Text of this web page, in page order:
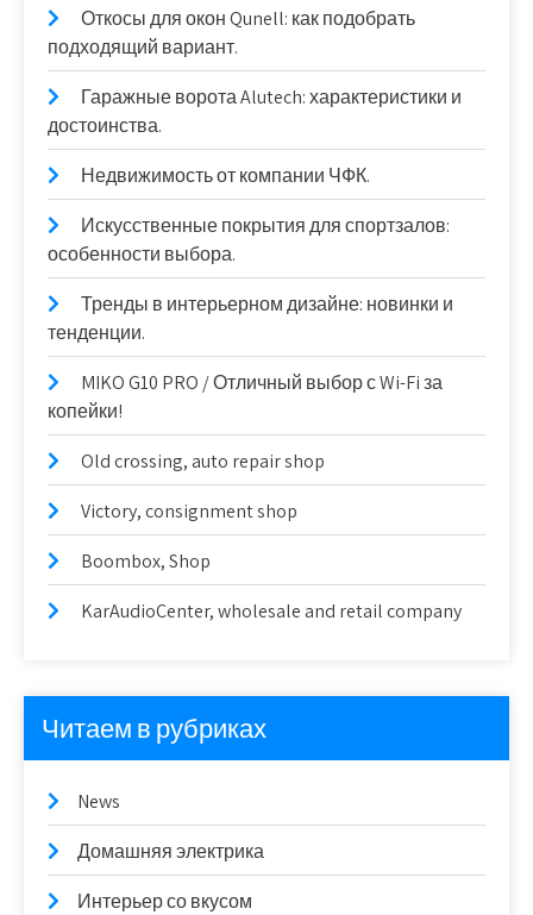
Откосы для окон Qunell: как подобрать
подходящий вариант.
Гаражные ворота Alutech: характеристики и
достоинства.
Недвижимость от компании ЧФК.
Искусственные покрытия для спортзалов:
особенности выбора.
Тренды в интерьерном дизайне: новинки и
тенденции.
MIKO G10 PRO / Отличный выбор с Wi-Fi за
копейки!
Old crossing, auto repair shop
Victory, consignment shop
Boombox, Shop
KarAudioCenter, wholesale and retail company
Читаем в рубриках
News
Домашняя электрика
Интерьер со вкусом